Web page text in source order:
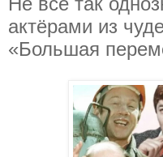
актёрами из
«Большая